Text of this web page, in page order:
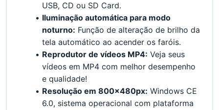
USB, CD ou SD Card.
Iluminação automática para modo
noturno: Função de alteração de brilho da
tela automático ao acender os faróis.
Reprodutor de vídeos MP4: Veja seus
vídeos em MP4 com melhor desempenho
e qualidade!
Resolução em 800x480px: Windows CE
6.0, sistema operacional com plataforma